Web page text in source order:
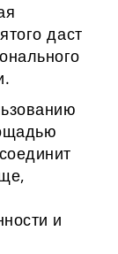
даст
и